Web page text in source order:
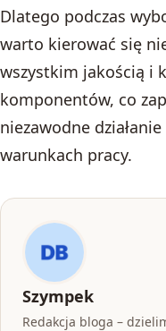
Dlatego podczas
warto kierować się
wszystkim jakością i
komponentów, co
niezawodne
warunkach pracy.
Szympek
Redakcja bloga –